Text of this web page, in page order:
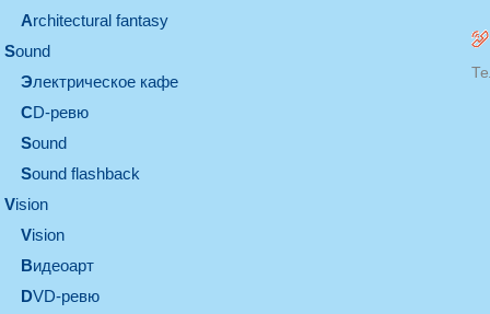
architectural fantasy
sound
электрическое кафе
CD-ревю
sound
Sound flashback
vision
vision
видеоарт
DVD-ревю